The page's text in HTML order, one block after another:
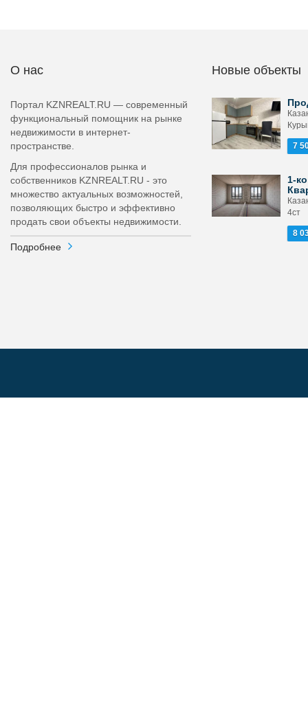
О нас
Портал KZNREALT.RU — современный
функциональный помощник на рынке
недвижимости в интернет-
пространстве.
Для профессионалов рынка и
собственников KZNREALT.RU - это
множество актуальных возможностей,
позволяющих быстро и эффективно
продать свои объекты недвижимости.
Подробнее
Новые объекты
7
1-
4ст
8